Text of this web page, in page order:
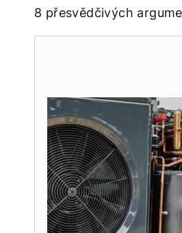
8 přesvědčivých